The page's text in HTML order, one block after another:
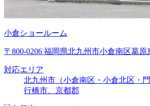
小倉ショールーム
〒800-0206 福岡県北九州市小倉南区葛原
対応エリア
北九州市（小倉南区・小倉北区・
行橋市、京都郡